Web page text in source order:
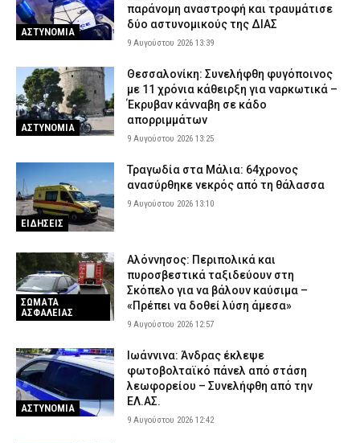
ΑΣΤΥΝΟΜΙΑ
παράνομη αναστροφή και τραυμάτισε
δύο αστυνομικούς της ΔΙΑΣ
9 Αυγούστου 2026 13:39
ΑΣΤΥΝΟΜΙΑ
Θεσσαλονίκη: Συνελήφθη φυγόποινος
με 11 χρόνια κάθειρξη για ναρκωτικά –
Έκρυβαν κάνναβη σε κάδο
απορριμμάτων
9 Αυγούστου 2026 13:25
ΕΙΔΗΣΕΙΣ
Τραγωδία στα Μάλια: 64χρονος
ανασύρθηκε νεκρός από τη θάλασσα
9 Αυγούστου 2026 13:10
ΣΩΜΑΤΑ
ΑΣΦΑΛΕΙΑΣ
Αλόννησος: Περιπολικά και
πυροσβεστικά ταξιδεύουν στη
Σκόπελο για να βάλουν καύσιμα –
«Πρέπει να δοθεί λύση άμεσα»
9 Αυγούστου 2026 12:57
ΑΣΤΥΝΟΜΙΑ
Ιωάννινα: Άνδρας έκλεψε
φωτοβολταϊκό πάνελ από στάση
λεωφορείου – Συνελήφθη από την
ΕΛ.ΑΣ.
9 Αυγούστου 2026 12:42